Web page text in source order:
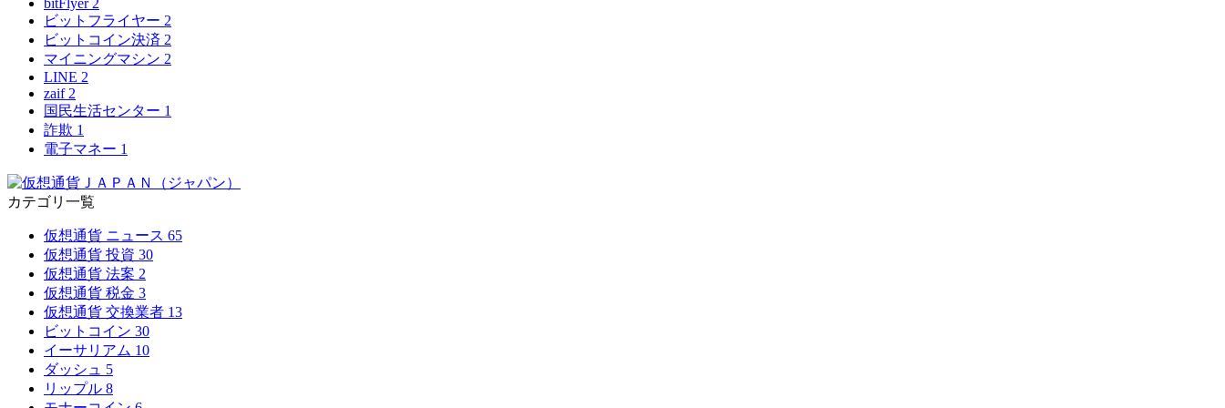
ビットフライヤー 2
ビットコイン決済 2
マイニングマシン 2
LINE 2
zaif 2
国民生活センター 1
詐欺 1
電子マネー 1
カテゴリ一覧
仮想通貨 ニュース 65
仮想通貨 投資 30
仮想通貨 法案 2
仮想通貨 税金 3
仮想通貨 交換業者 13
ビットコイン 30
イーサリアム 10
ダッシュ 5
リップル 8